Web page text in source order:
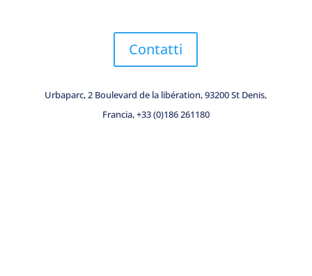
Contatti
Urbaparc, 2 Boulevard de la libération, 93200 St Denis,
Francia, +33 (0)186 261180